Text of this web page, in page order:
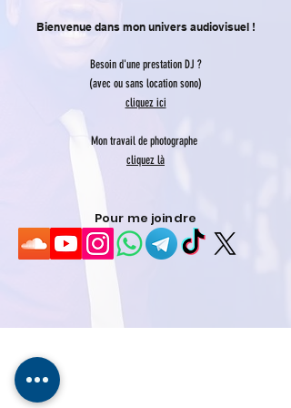
Bienvenue dans mon univers audiovisuel !
Besoin d'une prestation DJ ?
(avec ou sans location sono)
cliquez ici
Mon travail de photographe
cliquez là
Pour me joindre